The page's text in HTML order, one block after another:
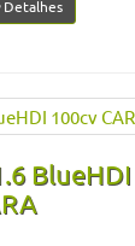
Detalhes
BlueHDI